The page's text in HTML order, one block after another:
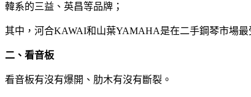
韓系的三益、英昌等品牌；
其中，河合KAWAI和山葉YAMAHA是在二手鋼琴市場
二、看音板
看音板有沒有爆開、肋木有沒有斷裂。